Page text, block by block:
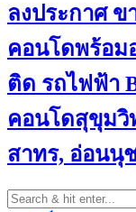
ลงประกาศ ข
คอนโดพร้อม
ติด รถไฟฟ้า
คอนโดสุขุมวิ
สาทร, อ่อนนุ